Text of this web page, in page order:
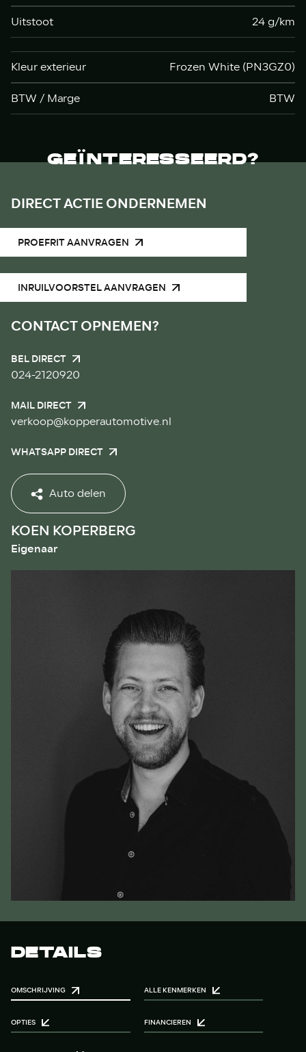
Uitstoot
24 g/km
Kleur exterieur
Frozen White (PN3GZ0)
BTW / Marge
BTW
GEÏNTERESSEERD?
DIRECT ACTIE ONDERNEMEN
PROEFRIT AANVRAGEN
INRUILVOORSTEL AANVRAGEN
CONTACT OPNEMEN?
BEL DIRECT
024-2120920
MAIL DIRECT
verkoop@kopperautomotive.nl
WHATSAPP DIRECT
Auto delen
KOEN KOPERBERG
Eigenaar
DETAILS
OMSCHRIJVING ALLE KENMERKEN
OPTIES FINANCIEREN